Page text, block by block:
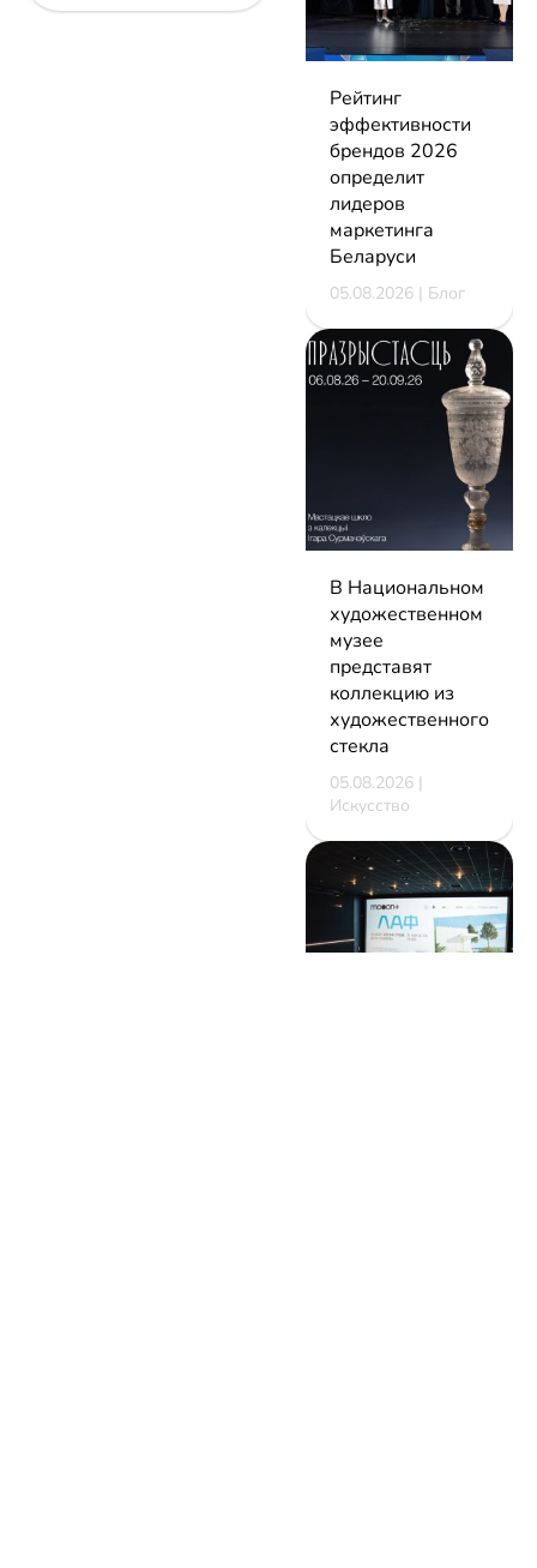
Рейтинг
эффективности
брендов 2026
определит
лидеров
маркетинга
Беларуси
05.08.2026 | Блог
В Национальном
художественном
музее
представят
коллекцию из
художественного
стекла
05.08.2026 |
Искусство